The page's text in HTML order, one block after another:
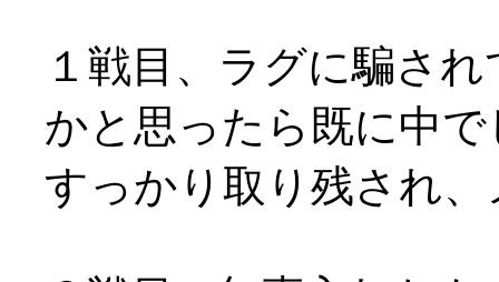
１戦目、ラグに騙さ
かと思ったら既に中で
すっかり取り残され